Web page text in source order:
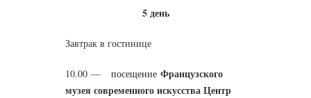
5 день
Завтрак в гостинице
10.00 — посещение Французского
музея современного искусства Центр